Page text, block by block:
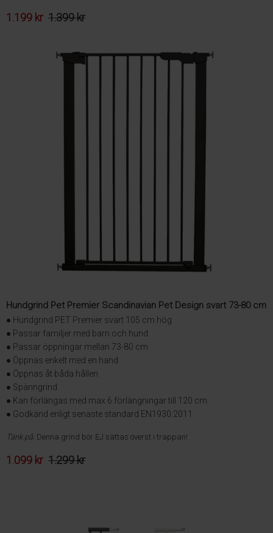
1.199 kr 1.399 kr
Hundgrind Pet Premier Scandinavian Pet Design svart 73-80 cm
● Hundgrind PET Premier svart 105 cm hög
● Passar familjer med barn och hund
● Passar öppningar mellan 73-80 cm
● Öppnas enkelt med en hand
● Öppnas åt båda hållen
● Spänngrind
● Kan förlängas med max 6 förlängningar till 120 cm.
● Godkänd enligt senaste standard EN1930:2011
Tänk på: Denna grind bör EJ sättas överst i trappan!
1.099 kr 1.299 kr